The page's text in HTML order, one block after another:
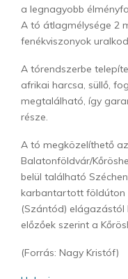
a legnagyobb
A tó átlagmélysége 2
fenékviszonyok
A tórendszerbe
afrikai harcsa, süllő,
megtalálható, így
része.
A tó megközelíthető
Balatonföldvár/
belül található
karbantartott földúton
(Szántód) elágazástól
előzőek szerint a
(Forrás: Nagy Kristóf)